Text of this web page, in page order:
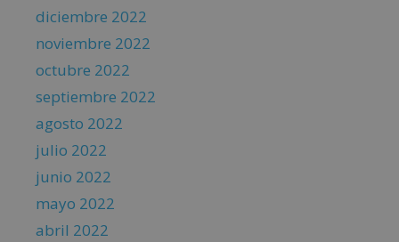
diciembre 2022
noviembre 2022
octubre 2022
septiembre 2022
agosto 2022
julio 2022
junio 2022
mayo 2022
abril 2022